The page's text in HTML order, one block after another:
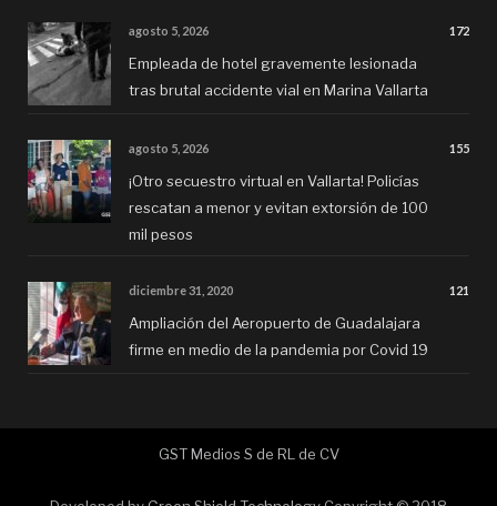
agosto 5, 2026 172
Empleada de hotel gravemente lesionada
tras brutal accidente vial en Marina Vallarta
agosto 5, 2026 155
¡Otro secuestro virtual en Vallarta! Policías
rescatan a menor y evitan extorsión de 100
mil pesos
diciembre 31, 2020 121
Ampliación del Aeropuerto de Guadalajara
firme en medio de la pandemia por Covid 19
GST Medios S de RL de CV